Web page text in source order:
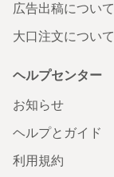
広告出稿について
大口注文について
ヘルプセンター
お知らせ
ヘルプとガイド
利用規約